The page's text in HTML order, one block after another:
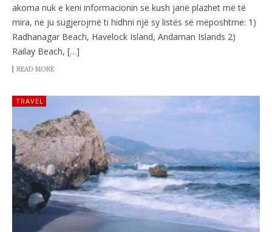
akoma nuk e keni informacionin se kush janë plazhet më të
mira, ne ju sugjerojmë ti hidhni një sy listës së mëposhtme: 1)
Radhanagar Beach, Havelock Island, Andaman Islands 2)
Railay Beach, […]
READ MORE
TRAVEL